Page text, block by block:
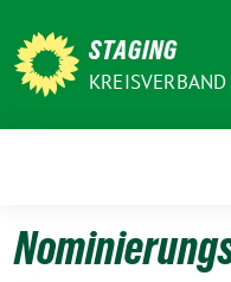
zum
Inhalt
STAGING